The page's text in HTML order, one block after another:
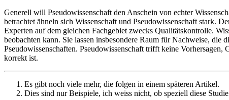
Generell will Pseudowissenschaft den Anschein von echter
betrachtet ähneln sich Wissenschaft und Pseudowissenschaft stark.
Experten auf dem gleichen Fachgebiet zwecks Qualitätskontrolle.
beobachten kann. Sie lassen insbesondere Raum für Nachweise,
Pseudowissenschaften. Pseudowissenschaft trifft keine
korrekt ist.
Es gibt noch viele mehr, die folgen in einem späteren Artikel.
Dies sind nur Beispiele, ich weiss nicht, ob speziell diese